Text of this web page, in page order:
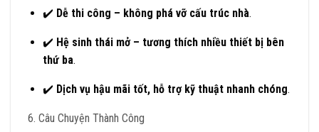
✔️ Dễ thi công – không phá vỡ cấu trúc nhà.
✔️ Hệ sinh thái mở – tương thích nhiều thiết bị bên
thứ ba.
✔️ Dịch vụ hậu mãi tốt, hỗ trợ kỹ thuật nhanh chóng.
6. Câu Chuyện Thành Công